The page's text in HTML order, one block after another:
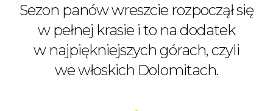
Sezon panów wreszcie rozpoczął się
w pełnej krasie i to na dodatek
w najpiękniejszych górach, czyli
we włoskich Dolomitach.